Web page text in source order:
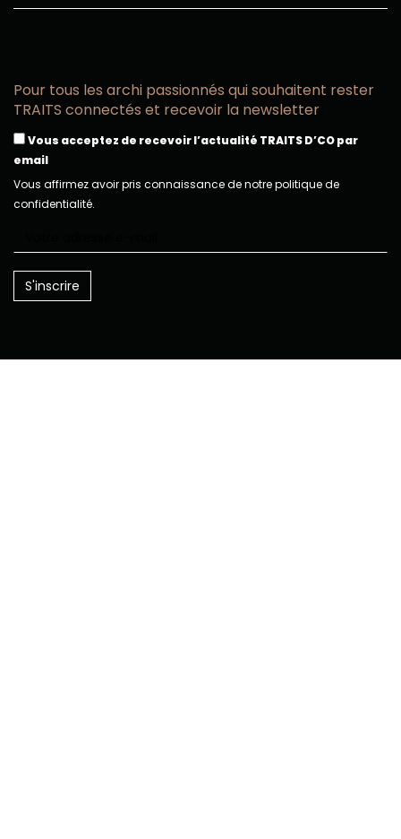
Pour tous les archi passionnés qui souhaitent rester
TRAITS connectés et recevoir la newsletter
Vous acceptez de recevoir l’actualité TRAITS D’CO par
email
Vous affirmez avoir pris connaissance de notre politique de
confidentialité.